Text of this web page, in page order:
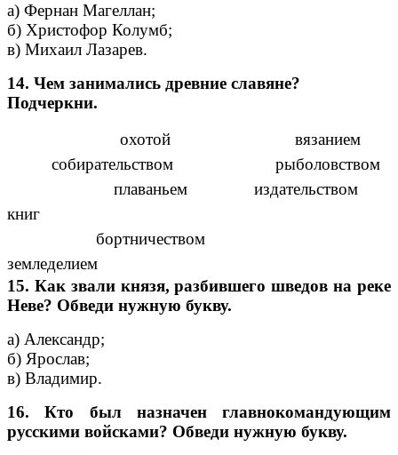
а) Фернан Магеллан;
б) Христофор Колумб;
в) Михаил Лазарев.
14. Чем занимались древние славяне?
Подчеркни.
охотой вязанием
собирательством рыболовством
плаваньем издательством
книг
бортничеством
земледелием
15. Как звали князя, разбившего шведов на реке
Неве? Обведи нужную букву.
а) Александр;
б) Ярослав;
в) Владимир.
16. Кто был назначен главнокомандующим
русскими войсками? Обведи нужную букву.